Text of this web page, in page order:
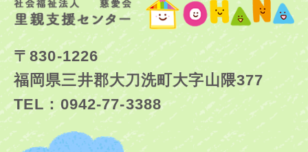
〒830-1226
福岡県三井郡大刀洗町大字山隈377
TEL：0942-77-3388